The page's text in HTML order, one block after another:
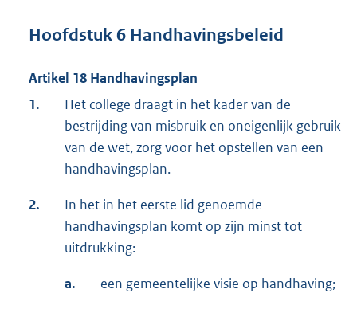
Hoofdstuk 6 Handhavingsbeleid
Artikel 18 Handhavingsplan
1.
Het college draagt in het kader van de
bestrijding van misbruik en oneigenlijk gebruik
van de wet, zorg voor het opstellen van een
handhavingsplan.
2.
In het in het eerste lid genoemde
handhavingsplan komt op zijn minst tot
uitdrukking:
a. een gemeentelijke visie op handhaving;